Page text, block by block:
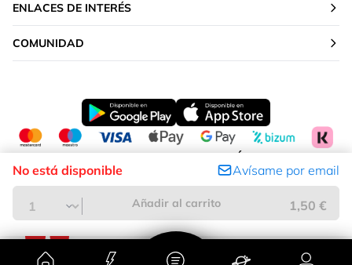
No está disponible Avísame por email
Añadir al carrito 1,50 €
ENLACES DE INTERÉS
COMUNIDAD
CAMBIAR TU UBICACIÓN
Península y Baleares